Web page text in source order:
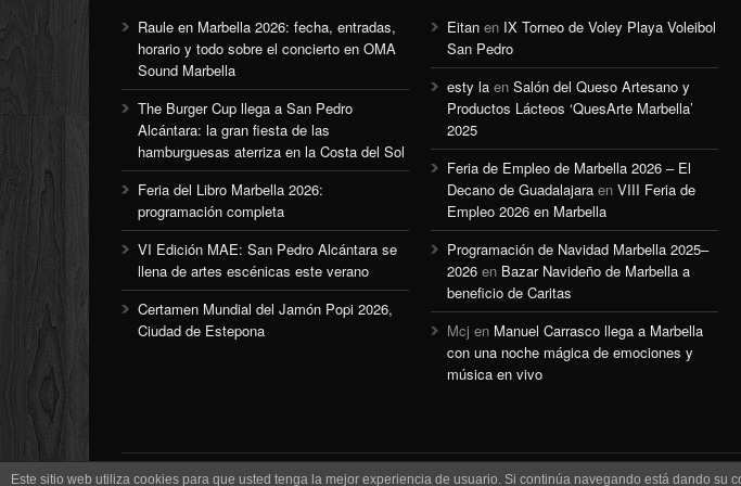
Raule en Marbella 2026: fecha, entradas,
horario y todo sobre el concierto en OMA
Sound Marbella
The Burger Cup llega a San Pedro
Alcántara: la gran fiesta de las
hamburguesas aterriza en la Costa del Sol
Feria del Libro Marbella 2026:
programación completa
VI Edición MAE: San Pedro Alcántara se
llena de artes escénicas este verano
Certamen Mundial del Jamón Popi 2026,
Ciudad de Estepona
Eitan en IX Torneo de Voley Playa Voleibol
San Pedro
esty la en Salón del Queso Artesano y
Productos Lácteos ‘QuesArte Marbella’
2025
Feria de Empleo de Marbella 2026 – El
Decano de Guadalajara en VIII Feria de
Empleo 2026 en Marbella
Programación de Navidad Marbella 2025–
2026 en Bazar Navideño de Marbella a
beneficio de Caritas
Mcj en Manuel Carrasco llega a Marbella
con una noche mágica de emociones y
música en vivo
Este sitio web utiliza cookies para que usted tenga la mejor experiencia de usuario. Si continúa navegando está dando